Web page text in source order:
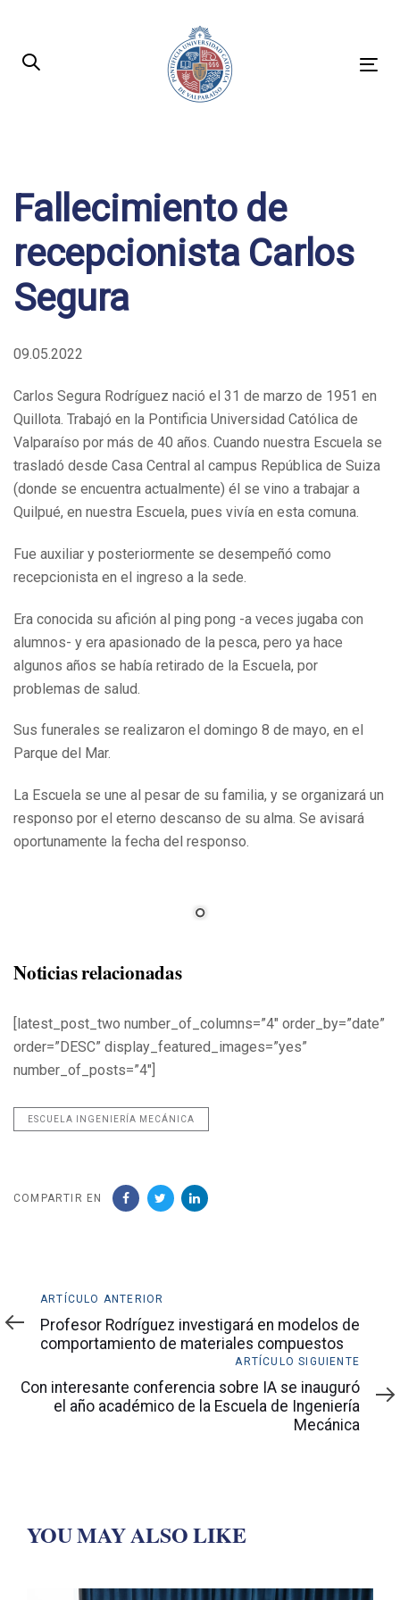
primary
Fallecimiento de
recepcionista Carlos
Segura
09.05.2022
Carlos Segura Rodríguez nació el 31 de marzo de 1951 en
Quillota. Trabajó en la Pontificia Universidad Católica de
Valparaíso por más de 40 años. Cuando nuestra Escuela se
trasladó desde Casa Central al campus República de Suiza
(donde se encuentra actualmente) él se vino a trabajar a
Quilpué, en nuestra Escuela, pues vivía en esta comuna.
Fue auxiliar y posteriormente se desempeñó como
recepcionista en el ingreso a la sede.
Era conocida su afición al ping pong -a veces jugaba con
alumnos- y era apasionado de la pesca, pero ya hace
algunos años se había retirado de la Escuela, por
problemas de salud.
Sus funerales se realizaron el domingo 8 de mayo, en el
Parque del Mar.
La Escuela se une al pesar de su familia, y se organizará un
responso por el eterno descanso de su alma. Se avisará
oportunamente la fecha del responso.
Noticias relacionadas
[latest_post_two number_of_columns=”4″ order_by=”date”
order=”DESC” display_featured_images=”yes”
number_of_posts=”4″]
ESCUELA INGENIERÍA MECÁNICA
COMPARTIR EN
navigation
Artículo
anterior
ARTÍCULO ANTERIOR
Profesor Rodríguez investigará en modelos de
comportamiento de materiales compuestos
siguiente
ARTÍCULO SIGUIENTE
Con interesante conferencia sobre IA se inauguró
el año académico de la Escuela de Ingeniería
Mecánica
YOU MAY ALSO LIKE